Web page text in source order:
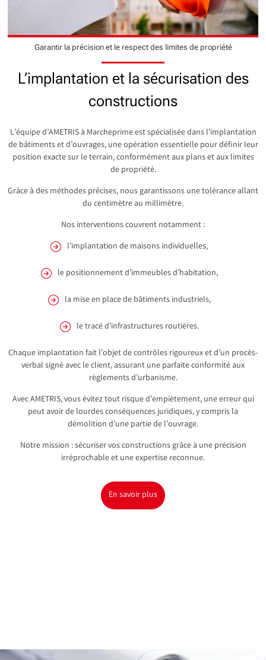
Garantir la précision et le respect des limites de propriété
L’implantation et la sécurisation des
constructions
L’équipe d’AMETRIS à Marcheprime est spécialisée dans l’implantation
de bâtiments et d’ouvrages, une opération essentielle pour définir leur
position exacte sur le terrain, conformément aux plans et aux limites
de propriété.
Grâce à des méthodes précises, nous garantissons une tolérance allant
du centimètre au millimètre.
Nos interventions couvrent notamment :
l’implantation de maisons individuelles,
le positionnement d’immeubles d’habitation,
la mise en place de bâtiments industriels,
le tracé d’infrastructures routières.
Chaque implantation fait l’objet de contrôles rigoureux et d’un procès-
verbal signé avec le client, assurant une parfaite conformité aux
règlements d’urbanisme.
Avec AMETRIS, vous évitez tout risque d’empiètement, une erreur qui
peut avoir de lourdes conséquences juridiques, y compris la
démolition d’une partie de l’ouvrage.
Notre mission : sécuriser vos constructions grâce à une précision
irréprochable et une expertise reconnue.
En savoir plus